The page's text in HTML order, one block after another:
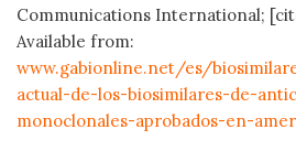
Communications International;
Available from:
www.gabionline.net/es/
actual-de-los-biosimilares-de-
monoclonales-aprobados-en-